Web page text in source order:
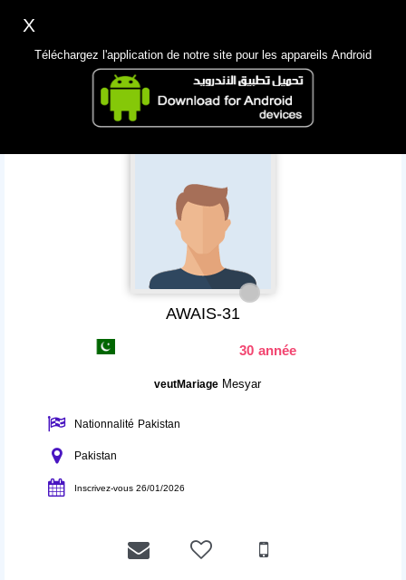
App Mobile
AWAIS-31
30 année
veutMariage Mesyar
Nationnalité Pakistan
Pakistan
Inscrivez-vous 26/01/2026
X
Téléchargez l'application de notre site pour les appareils Android